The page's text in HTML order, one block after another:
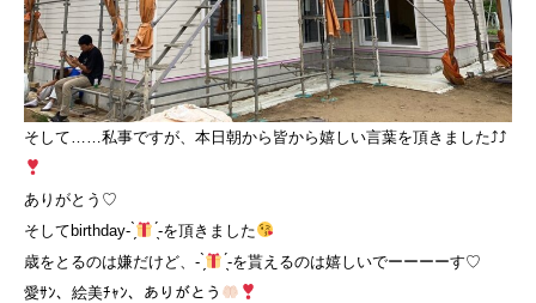
そして……私事ですが、本日朝から皆から嬉しい言葉を頂きました⤴︎⤴︎
ありがとう♡
そしてbirthday- ̗̀
̖́-を頂きました
歳をとるのは嫌だけど、- ̗̀
̖́-を貰えるのは嬉しいでーーーーす♡
愛ｻﾝ、絵美ﾁｬﾝ、ありがとう